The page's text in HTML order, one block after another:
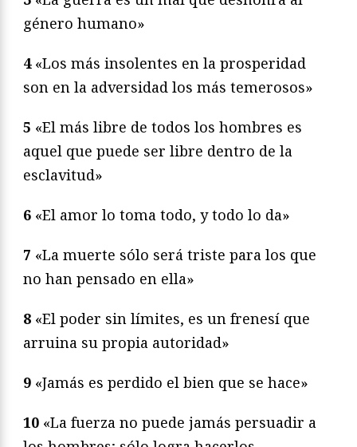
género humano»
4 «Los más insolentes en la prosperidad
son en la adversidad los más temerosos»
5 «El más libre de todos los hombres es
aquel que puede ser libre dentro de la
esclavitud»
6 «El amor lo toma todo, y todo lo da»
7 «La muerte sólo será triste para los que
no han pensado en ella»
8 «El poder sin límites, es un frenesí que
arruina su propia autoridad»
9 «Jamás es perdido el bien que se hace»
10 «La fuerza no puede jamás persuadir a